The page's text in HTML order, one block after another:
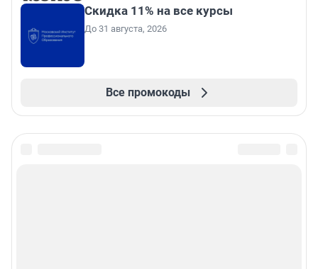
Скидка 11% на все курсы
До 31 августа, 2026
Все промокоды